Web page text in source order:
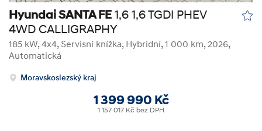
Hyundai SANTA FE 1,6 1,6 TGDI PHEV
4WD CALLIGRAPHY
185 kW, 4x4, Servisní knížka, Hybridní, 1 000 km, 2026,
Automatická
Moravskoslezský kraj
1 399 990 Kč
1 157 017 Kč bez DPH